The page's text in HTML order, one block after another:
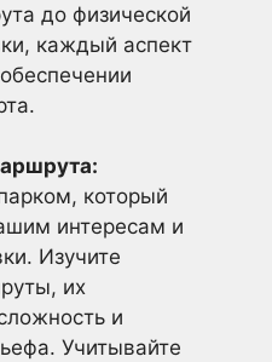
до физической
каждый аспект
который
интересам и
Изучите
их
и
Учитывайте